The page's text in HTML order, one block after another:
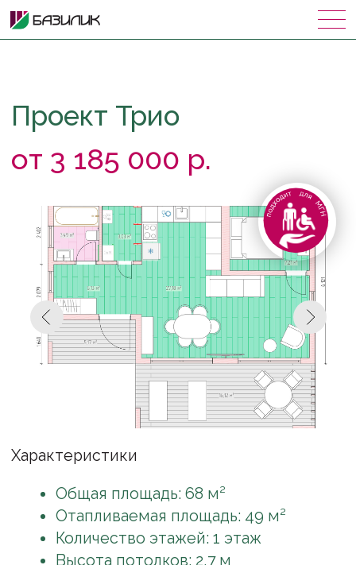
Характеристики
Общая площадь: 68 м²
Отапливаемая площадь: 49 м²
Количество этажей: 1 этаж
Высота потолков: 2,7 м
Терраса: 5,17 + 16,12 м²
1 прихожая
1 спальня
1 санузел
тех. шкаф
от 3 185 000 р.
Смотреть состав комплектации